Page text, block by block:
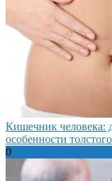
Кишечник человека:
особенности
0